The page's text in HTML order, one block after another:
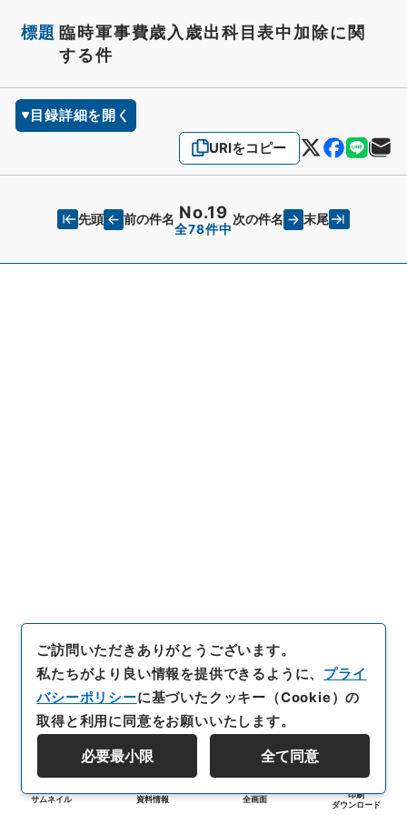
標題 臨時軍事費歳入歳出科目表中加除に関
する件
目録詳細を開く
URIをコピー
先頭 前の件名 No.19
全78件中
次の件名 末尾
サムネイル 資料情報 全画面
印刷
ダウンロード
ご訪問いただきありがとうございます。
私たちがより良い情報を提供できるように、 プライ
バシーポリシーに基づいたクッキー（Cookie）の
取得と利用に同意をお願いいたします。
必要最小限 全て同意